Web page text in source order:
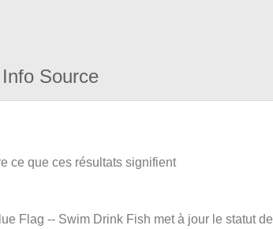
Info Source
ce que ces résultats signifient
Flag -- Swim Drink Fish met à jour le statut de